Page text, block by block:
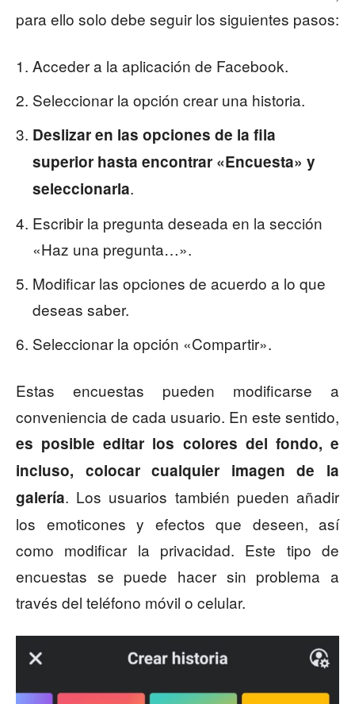
para ello solo debe seguir los siguientes pasos:
Acceder a la aplicación de Facebook.
Seleccionar la opción crear una historia.
Deslizar en las opciones de la fila
superior hasta encontrar «Encuesta» y
seleccionarla.
Escribir la pregunta deseada en la sección
«Haz una pregunta…».
Modificar las opciones de acuerdo a lo que
deseas saber.
Seleccionar la opción «Compartir».
Estas encuestas pueden modificarse a
conveniencia de cada usuario. En este sentido,
es posible editar los colores del fondo, e
incluso, colocar cualquier imagen de la
galería. Los usuarios también pueden añadir
los emoticones y efectos que deseen, así
como modificar la privacidad. Este tipo de
encuestas se puede hacer sin problema a
través del teléfono móvil o celular.